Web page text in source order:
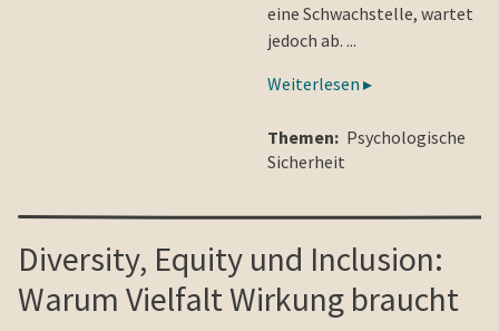
eine Schwachstelle, wartet
jedoch ab. ...
Weiterlesen ▸
Themen: Psychologische
Sicherheit
Diversity, Equity und Inclusion:
Warum Vielfalt Wirkung braucht